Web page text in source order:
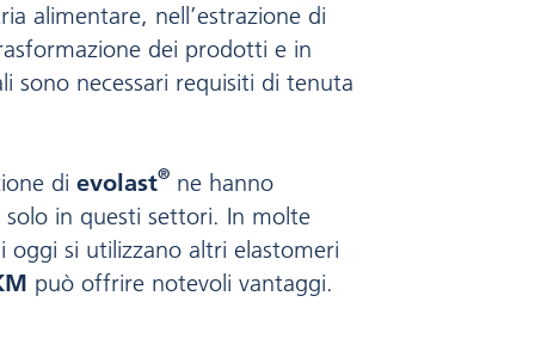
alimentare, nell’estrazione di
dei prodotti e in
sono necessari requisiti di tenuta
di evolast® ne hanno
solo in questi settori. In molte
oggi si utilizzano altri elastomeri
può offrire notevoli vantaggi.